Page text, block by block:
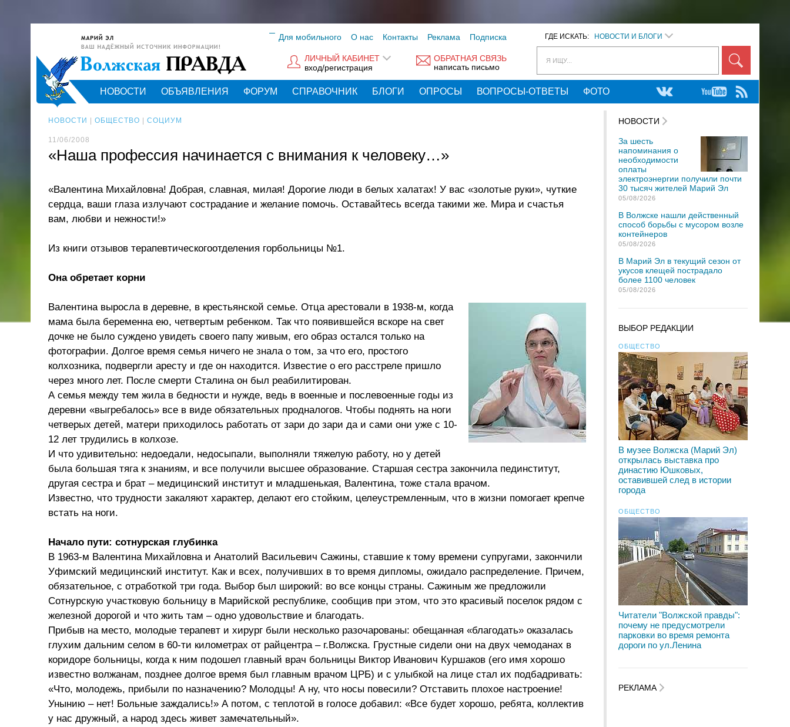
ГДЕ ИСКАТЬ: НОВОСТИ И БЛОГИ
Я ИЩУ...
Для мобильного О нас Контакты Реклама Подписка
ОБРАТНАЯ СВЯЗЬ
написать письмо
ЛИЧНЫЙ КАБИНЕТ
вход/регистрация
НОВОСТИ ОБЪЯВЛЕНИЯ ФОРУМ СПРАВОЧНИК БЛОГИ ОПРОСЫ ВОПРОСЫ-ОТВЕТЫ ФОТО
НОВОСТИ ОБЩЕСТВО СОЦИУМ
11/06/2008
«Наша профессия начинается с внимания к человеку…»
«Валентина Михайловна! Добрая, славная, милая! Дорогие люди в белых халатах! У вас «золотые руки», чуткие
сердца, ваши глаза излучают сострадание и желание помочь. Оставайтесь всегда такими же. Мира и счастья
вам, любви и нежности!»
Из книги отзывов терапевтическогоотделения горбольницы №1.
Она обретает корни
Валентина выросла в деревне, в крестьянской семье. Отца арестовали в 1938-м, когда
мама была беременна ею, четвертым ребенком. Так что появившейся вскоре на свет
дочке не было суждено увидеть своего папу живым, его образ остался только на
фотографии. Долгое время семья ничего не знала о том, за что его, простого
колхозника, подвергли аресту и где он находится. Известие о его расстреле пришло
через много лет. После смерти Сталина он был реабилитирован.
А семья между тем жила в бедности и нужде, ведь в военные и послевоенные годы из
деревни «выгребалось» все в виде обязательных продналогов. Чтобы поднять на ноги
четверых детей, матери приходилось работать от зари до зари да и сами они уже с 10-
12 лет трудились в колхозе.
И что удивительно: недоедали, недосыпали, выполняли тяжелую работу, но у детей
была большая тяга к знаниям, и все получили высшее образование. Старшая сестра закончила пединститут,
другая сестра и брат – медицинский институт и младшенькая, Валентина, тоже стала врачом.
Известно, что трудности закаляют характер, делают его стойким, целеустремленным, что в жизни помогает крепче
встать на ноги.
Начало пути: сотнурская глубинка
В 1963-м Валентина Михайловна и Анатолий Васильевич Сажины, ставшие к тому времени супругами, закончили
Уфимский медицинский институт. Как и всех, получивших в то время дипломы, ожидало распределение. Причем,
обязательное, с отработкой три года. Выбор был широкий: во все концы страны. Сажиным же предложили
Сотнурскую участковую больницу в Марийской республике, сообщив при этом, что это красивый поселок рядом с
железной дорогой и что жить там – одно удовольствие и благодать.
Прибыв на место, молодые терапевт и хирург были несколько разочарованы: обещанная «благодать» оказалась
глухим дальним селом в 60-ти километрах от райцентра – г.Волжска. Грустные сидели они на двух чемоданах в
коридоре больницы, когда к ним подошел главный врач больницы Виктор Иванович Куршаков (его имя хорошо
известно волжанам, позднее долгое время был главным врачом ЦРБ) и с улыбкой на лице стал их подбадривать:
«Что, молодежь, прибыли по назначению? Молодцы! А ну, что носы повесили? Отставить плохое настроение!
Унынию – нет! Больные заждались!» А потом, с теплотой в голосе добавил: «Все будет хорошо, ребята, коллектив
у нас дружный, а народ здесь живет замечательный».
НОВОСТИ
За шесть
напоминания о
необходимости
оплаты
электроэнергии получили почти
30 тысяч жителей Марий Эл
05/08/2026
В Волжске нашли действенный
способ борьбы с мусором возле
контейнеров
05/08/2026
В Марий Эл в текущий сезон от
укусов клещей пострадало
более 1100 человек
05/08/2026
ВЫБОР РЕДАКЦИИ
ОБЩЕСТВО
В музее Волжска (Марий Эл)
открылась выставка про
династию Юшковых,
оставившей след в истории
города
ОБЩЕСТВО
Читатели "Волжской правды":
почему не предусмотрели
парковки во время ремонта
дороги по ул.Ленина
РЕКЛАМА